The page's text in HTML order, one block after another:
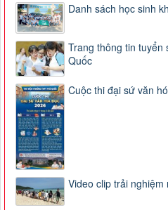
Danh sách học sinh
Trang thông tin tuyển
Quốc
Cuộc thi đại sứ văn
Video clip trải